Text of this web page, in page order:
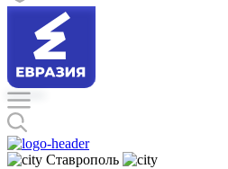
Ставрополь